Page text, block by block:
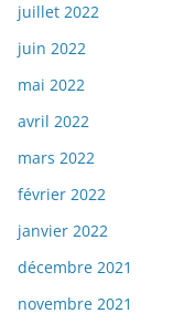
juillet 2022
juin 2022
mai 2022
avril 2022
mars 2022
février 2022
janvier 2022
décembre 2021
novembre 2021